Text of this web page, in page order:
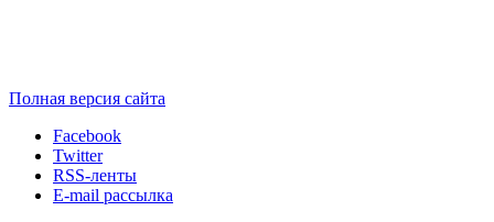
Полная версия сайта
Facebook
Twitter
RSS-ленты
E-mail рассылка